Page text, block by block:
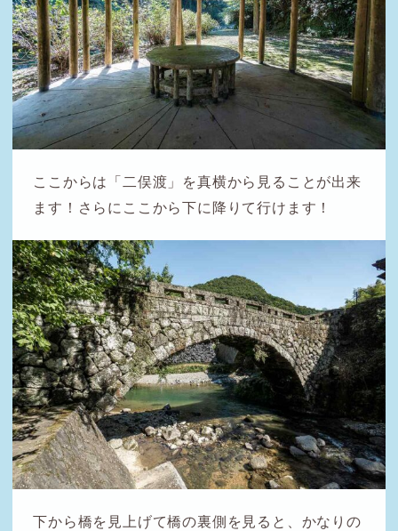
ここからは「二俣渡」を真横から見ることが出来
ます！さらにここから下に降りて行けます！
下から橋を見上げて橋の裏側を見ると、かなりの